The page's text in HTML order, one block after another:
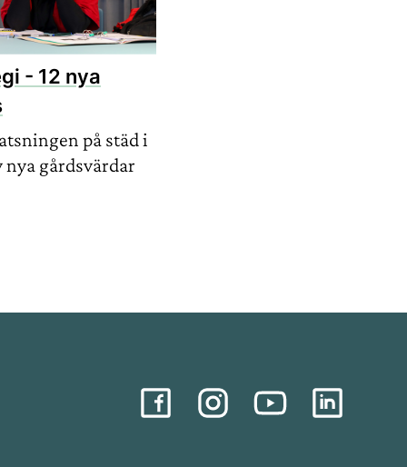
- 12 nya
på städ i
nya gårdsvärdar
Social media
facebookinstagramyoutubelinkedin